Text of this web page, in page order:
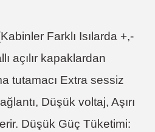
Farklı Isılarda +,-
açılır kapaklardan
tutamacı Extra sessiz
Düşük voltaj, Aşırı
Düşük Güç Tüketimi: